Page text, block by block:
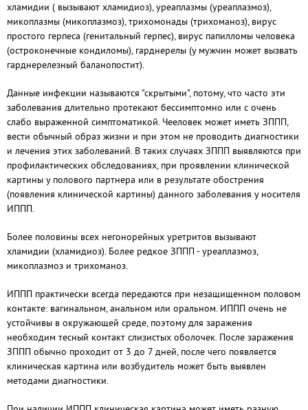
хламидии ( вызывают хламидиоз), уреаплазмы (уреаплазмоз),
микоплазмы (микоплазмоз), трихомонады (трихоманоз), вирус
простого герпеса (генитальный герпес), вирус папилломы человека
(остроконечные кондиломы), гарднерелы (у мужчин может вызвать
гарднерелезный баланопостит).
Данные инфекции называются "скрытыми", потому, что часто эти
заболевания длительно протекают бессимптомно или с очень
слабо выраженной симптоматикой. Чееловек может иметь ЗППП,
вести обычный образ жизни и при этом не проводить диагностики
и лечения этих заболеваний. В таких случаях ЗППП выявляются при
профилактических обследованиях, при проявлении клинической
картины у полового партнера или в результате обострения
(появления клинической картины) данного заболевания у носителя
ИППП.
Более половины всех негонорейных уретритов вызывают
хламидии (хламидиоз). Более редкое ЗППП - уреаплазмоз,
микоплазмоз и трихоманоз.
ИППП практически всегда передаются при незащищенном половом
контакте: вагинальном, анальном или оральном. ИППП очень не
устойчивы в окружающей среде, поэтому для заражения
необходим тесный контакт слизистых оболочек. После заражения
ЗППП обычно проходит от 3 до 7 дней, после чего появляется
клиническая картина или возбудитель может быть выявлен
методами диагностики.